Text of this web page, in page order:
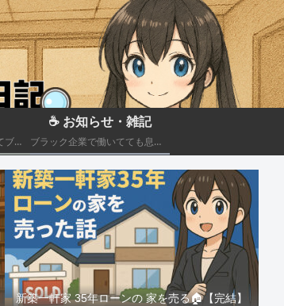
ＣｈａｔＧＰＴと会話してブラック企業での疲れを癒やしたり、自己成長のための知見を広げる💻
☕ お知らせ・雑記
ブラック企業で働いてても息抜きしたい。。。
新築一軒家 35年ローンの 家を売る🏠️【完結】